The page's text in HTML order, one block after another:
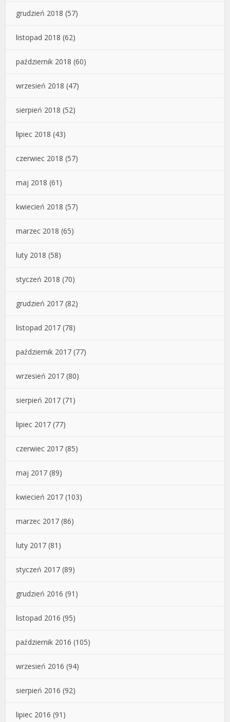
grudzień 2018 (57)
listopad 2018 (62)
październik 2018 (60)
wrzesień 2018 (47)
sierpień 2018 (52)
lipiec 2018 (43)
czerwiec 2018 (57)
maj 2018 (61)
kwiecień 2018 (57)
marzec 2018 (65)
luty 2018 (58)
styczeń 2018 (70)
grudzień 2017 (82)
listopad 2017 (78)
październik 2017 (77)
wrzesień 2017 (80)
sierpień 2017 (71)
lipiec 2017 (77)
czerwiec 2017 (85)
maj 2017 (89)
kwiecień 2017 (103)
marzec 2017 (86)
luty 2017 (81)
styczeń 2017 (89)
grudzień 2016 (91)
listopad 2016 (95)
październik 2016 (105)
wrzesień 2016 (94)
sierpień 2016 (92)
lipiec 2016 (91)